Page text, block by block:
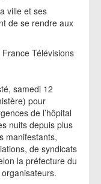
ville et ses
de se rendre aux
Télévisions
samedi 12
pour
de l’hôpital
nuits depuis plus
manifestants,
de syndicats
la préfecture du